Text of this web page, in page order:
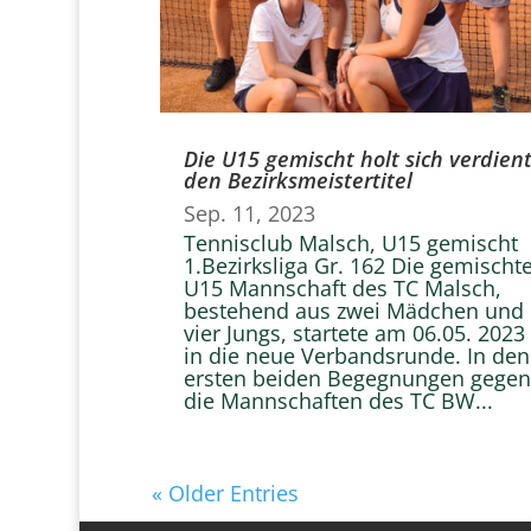
Die U15 gemischt holt sich verdient
den Bezirksmeistertitel
Sep. 11, 2023
Tennisclub Malsch, U15 gemischt
1.Bezirksliga Gr. 162 Die
U15 Mannschaft des TC Malsch,
bestehend aus zwei Mädchen und
vier Jungs, startete am 06.05. 2023
in die neue Verbandsrunde. In den
ersten beiden Begegnungen gegen
die Mannschaften des TC BW...
« Older Entries